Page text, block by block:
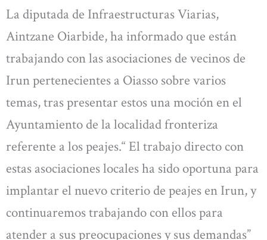
La diputada de Infraestructuras Viarias,
Aintzane Oiarbide, ha informado que están
trabajando con las asociaciones de vecinos de
Irun pertenecientes a Oiasso sobre varios
temas, tras presentar estos una moción en el
Ayuntamiento de la localidad fronteriza
referente a los peajes.“ El trabajo directo con
estas asociaciones locales ha sido oportuna para
implantar el nuevo criterio de peajes en Irun, y
continuaremos trabajando con ellos para
atender a sus preocupaciones y sus demandas”